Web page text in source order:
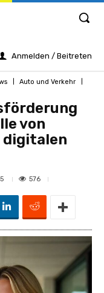
Anmelden / Beitreten
Auto und Verkehr
von
digitalen
576